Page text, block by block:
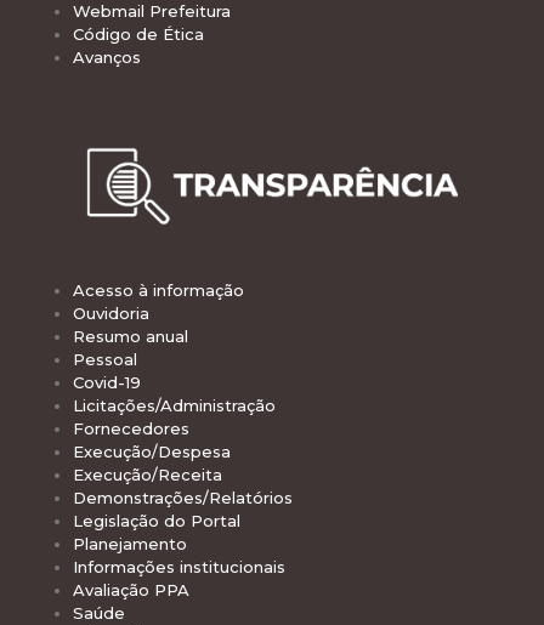
Webmail Prefeitura
Código de Ética
Avanços
Acesso à informação
Ouvidoria
Resumo anual
Pessoal
Covid-19
Licitações/Administração
Fornecedores
Execução/Despesa
Execução/Receita
Demonstrações/Relatórios
Legislação do Portal
Planejamento
Informações institucionais
Avaliação PPA
Saúde